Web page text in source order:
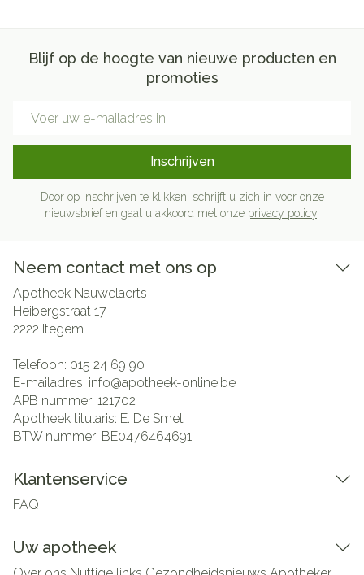
Blijf op de hoogte van nieuwe producten en
promoties
Inschrijven
Door op inschrijven te klikken, schrijft u zich in voor onze
nieuwsbrief en gaat u akkoord met onze privacy policy
Neem contact met ons op
Apotheek Nauwelaerts
Heibergstraat 17
2222 Itegem
Telefoon: 015 24 69 90
E-mailadres: info@apotheek-online.be
APB nummer: 121702
Apotheek titularis: E. De Smet
BTW nummer: BE0476464691
Klantenservice
FAQ
Uw apotheek